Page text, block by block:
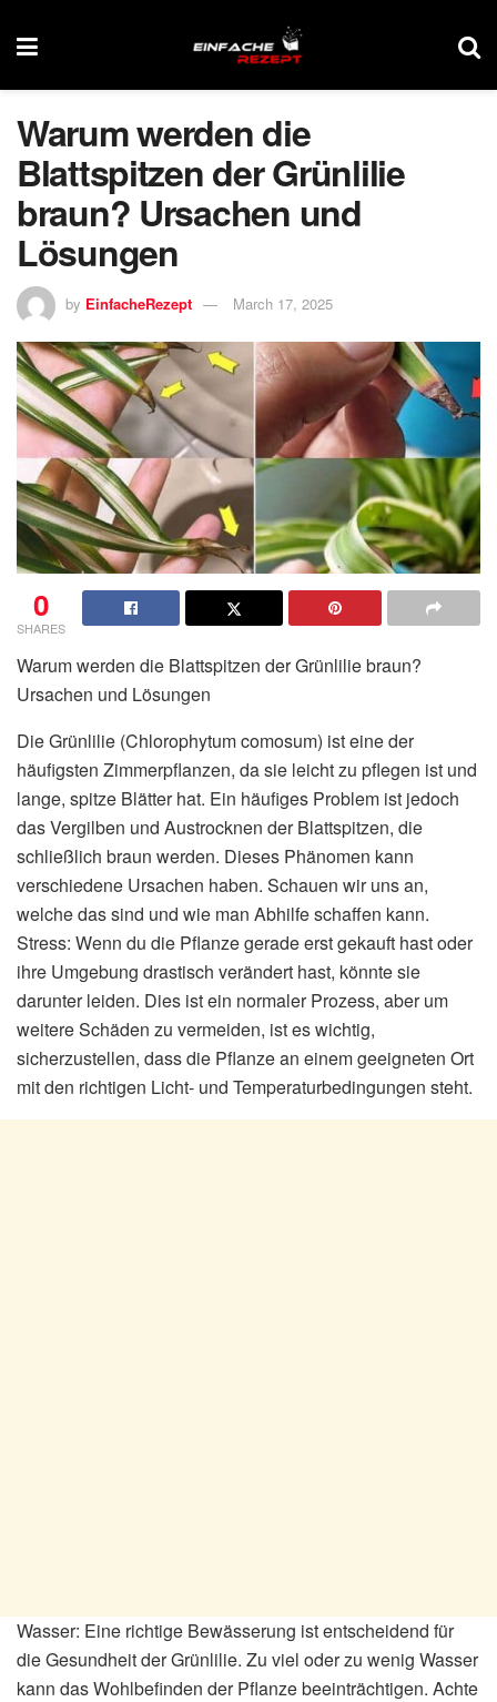
Warum werden die
Blattspitzen der Grünlilie
braun? Ursachen und
Lösungen
by EinfacheRezept March 17, 2025
0
SHARES
Warum werden die Blattspitzen der Grünlilie braun?
Ursachen und Lösungen
Die Grünlilie (Chlorophytum comosum) ist eine der
häufigsten Zimmerpflanzen, da sie leicht zu pflegen ist und
lange, spitze Blätter hat. Ein häufiges Problem ist jedoch
das Vergilben und Austrocknen der Blattspitzen, die
schließlich braun werden. Dieses Phänomen kann
verschiedene Ursachen haben. Schauen wir uns an,
welche das sind und wie man Abhilfe schaffen kann.
Stress: Wenn du die Pflanze gerade erst gekauft hast oder
ihre Umgebung drastisch verändert hast, könnte sie
darunter leiden. Dies ist ein normaler Prozess, aber um
weitere Schäden zu vermeiden, ist es wichtig,
sicherzustellen, dass die Pflanze an einem geeigneten Ort
mit den richtigen Licht- und Temperaturbedingungen steht.
Wasser: Eine richtige Bewässerung ist entscheidend für
die Gesundheit der Grünlilie. Zu viel oder zu wenig Wasser
kann das Wohlbefinden der Pflanze beeinträchtigen. Achte